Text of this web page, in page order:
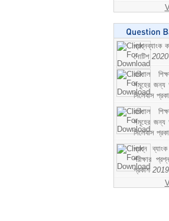
প্রশ্নব্যাংক
নোটিশ
বরিশাল
সমূহের জন্য
সিলেবাস
বরিশাল
সমূহের জন্য
সিলেবাস
প্রশ্ন
পরীক্ষার
প্রকাশ